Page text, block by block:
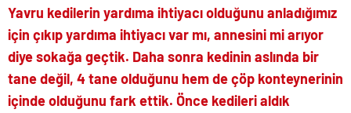
Yavru kedilerin yardıma ihtiyacı olduğunu anladığımız
için çıkıp yardıma ihtiyacı var mı, annesini mi arıyor
diye sokağa geçtik. Daha sonra kedinin aslında bir
tane değil, 4 tane olduğunu hem de çöp konteynerinin
içinde olduğunu fark ettik. Önce kedileri aldık